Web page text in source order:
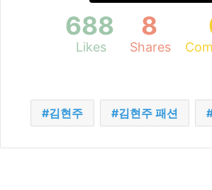
688
Likes
8
Shares
김현주 김현주 패션